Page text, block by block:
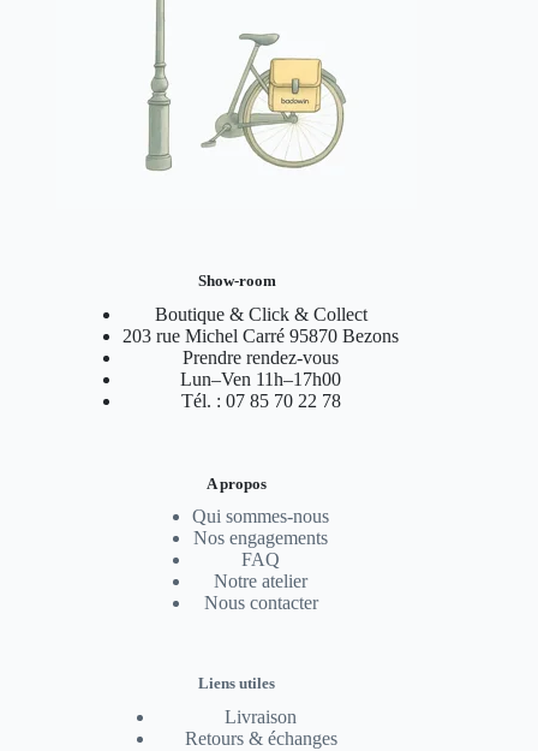
Show-room
Boutique & Click & Collect
203 rue Michel Carré 95870 Bezons
Prendre rendez-vous
Lun–Ven 11h–17h00
Tél. : 07 85 70 22 78
A propos
Qui sommes-nous
Nos engagements
FAQ
Notre atelier
Nous contacter
Liens utiles
Livraison
Retours & échanges